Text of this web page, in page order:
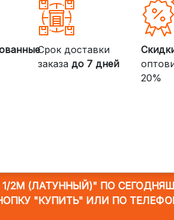
Срок доставки
заказадо 7 дней
20%
2M (ЛАТУННЫЙ)"ПО
"КУПИТЬ" ИЛИ ПО